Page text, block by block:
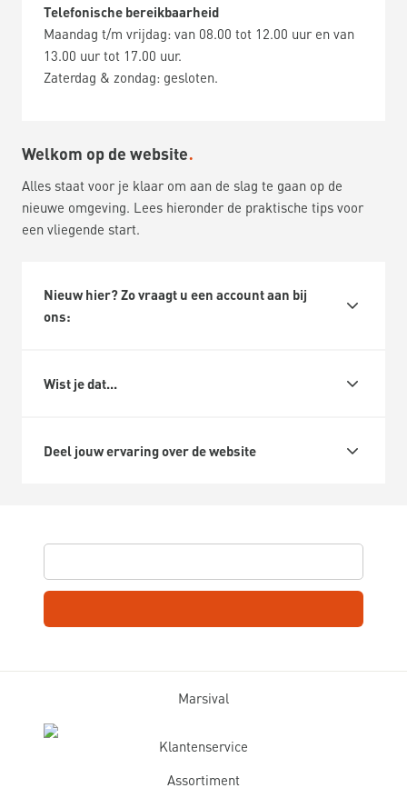
Telefonische bereikbaarheid
Maandag t/m vrijdag: van 08.00 tot 12.00 uur en van
13.00 uur tot 17.00 uur.
Zaterdag & zondag: gesloten.
Welkom op de website
Alles staat voor je klaar om aan de slag te gaan op de
nieuwe omgeving. Lees hieronder de praktische tips voor
een vliegende start.
Nieuw hier? Zo vraagt u een account aan bij
ons:
Wist je dat...
Deel jouw ervaring over de website
Marsival
Klantenservice
Assortiment